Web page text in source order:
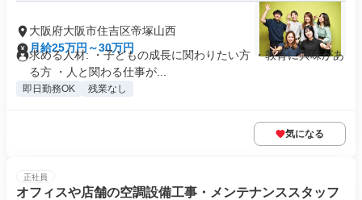
大阪府大阪市住吉区帝塚山西
月給25万円～30万円
求める人材: ・子どもの成長に関わりたい方 ・教育に興味があ
る方 ・人と関わる仕事が...
即日勤務OK 残業なし
気になる
正社員
オフィスや店舗の空調設備工事・メンテナンススタッフ